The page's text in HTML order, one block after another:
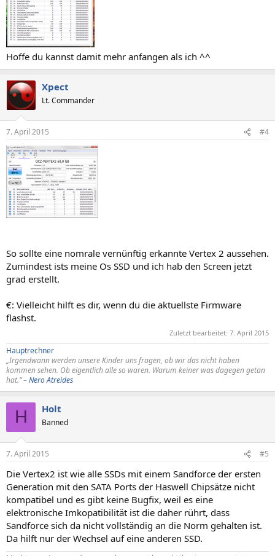
Hoffe du kannst damit mehr anfangen als ich ^^
Xpect
Lt. Commander
7. April 2015 #4
So sollte eine nomrale vernünftig erkannte Vertex 2 aussehen.
Zumindest ists meine Os SSD und ich hab den Screen jetzt
grad erstellt.
€: Vielleicht hilft es dir, wenn du die aktuellste Firmware
flashst.
Zuletzt bearbeitet: 7. April 2015
Hauptrechner
„Irgendwann werden unsere Kinder uns fragen, ob wir das nicht haben
kommen sehen. Ob eigentlich alle so waren. Warum keiner was dagegen getan
hat.“ –Nero Atreides
H Holt
Banned
7. April 2015 #5
Die Vertex2 ist wie alle SSDs mit einem Sandforce der ersten
Generation mit den SATA Ports der Haswell Chipsätze nicht
kompatibel und es gibt keine Bugfix, weil es eine
elektronische Imkopatibilität ist die daher rührt, dass
Sandforce sich da nicht vollständig an die Norm gehalten ist.
Da hilft nur der Wechsel auf eine anderen SSD.